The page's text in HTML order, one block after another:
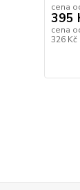
cena
395
cena
326 Kč